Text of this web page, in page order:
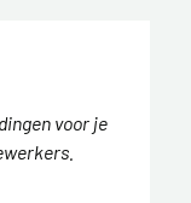
voor je